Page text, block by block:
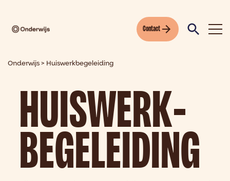
Contact
Onderwijs> Huiswerkbegeleiding
HUISWERK-
BEGELEIDING